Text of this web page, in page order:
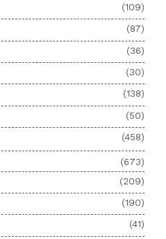
(109)
(87)
(36)
(30)
(138)
(50)
(458)
(673)
(209)
(190)
(41)